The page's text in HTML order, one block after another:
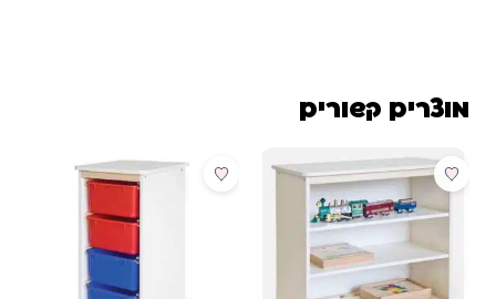
מוצרים קשורים